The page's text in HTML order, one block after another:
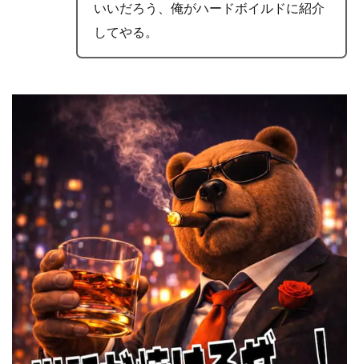
いいだろう、俺がハードボイルドに紹介
してやる。